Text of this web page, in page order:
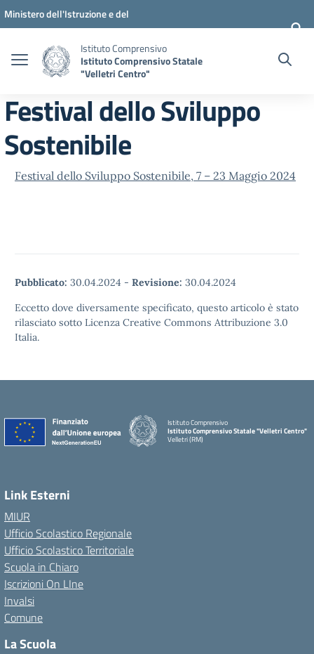
Vai ai contenuti
Vai al menu di navigazione
Vai al footer
Ministero dell'Istruzione e del
Istituto Comprensivo
Istituto Comprensivo Statale
"Velletri Centro"
Festival dello Sviluppo
Sostenibile
Festival dello Sviluppo Sostenibile, 7 – 23 Maggio 2024
Pubblicato: 30.04.2024 - Revisione: 30.04.2024
Eccetto dove diversamente specificato, questo articolo è stato
rilasciato sotto Licenza Creative Commons Attribuzione 3.0
Italia.
Istituto Comprensivo
Istituto Comprensivo Statale "Velletri Centro"
Velletri (RM)
Link Esterni
MIUR
Ufficio Scolastico Regionale
Ufficio Scolastico Territoriale
Scuola in Chiaro
Iscrizioni On LIne
Invalsi
Comune
La Scuola